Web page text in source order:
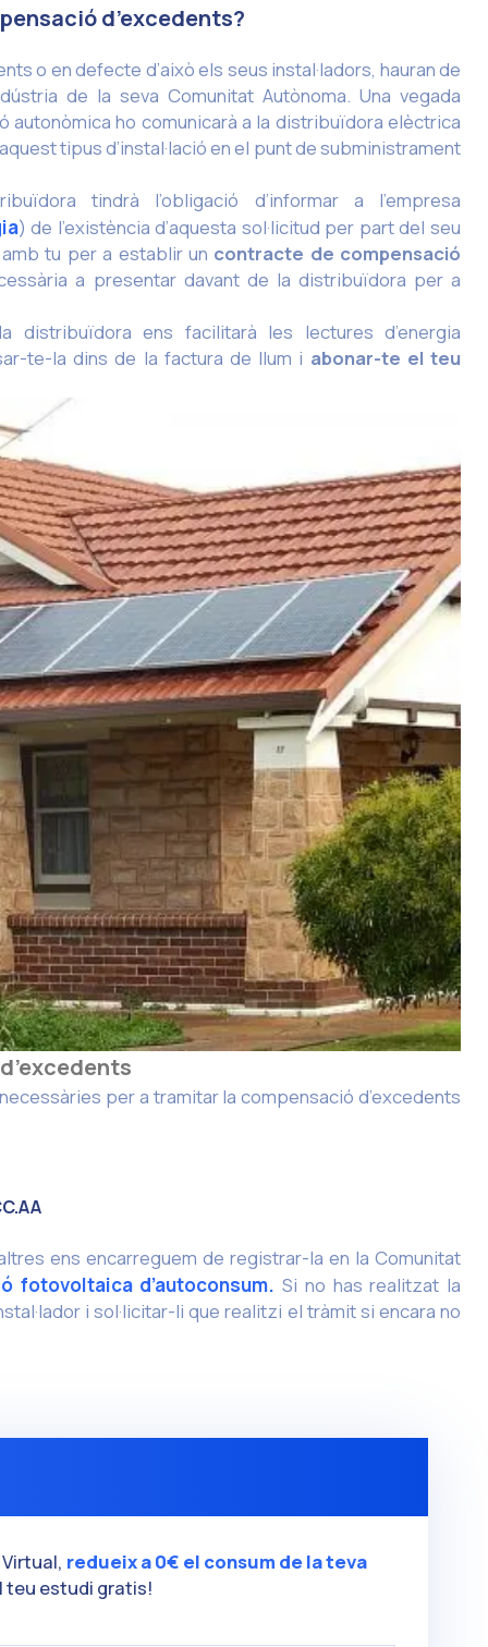
d’excedents?
o en defecte d’això els seus instal·ladors, hauran de
de la seva Comunitat Autònoma. Una vegada
autonòmica ho comunicarà a la distribuïdora elèctrica
tipus d’instal·lació en el punt de subministrament
tindrà l’obligació d’informar a l’empresa
) de l’existència d’aquesta sol·licitud per part del seu
tu per a establir un contracte de compensació
a presentar davant de la distribuïdora per a
ens facilitarà les lectures d’energia
te-la dins de la factura de llum i abonar-te el teu
per a tramitar la compensació d’excedents
ens encarreguem de registrar-la en la Comunitat
fotovoltaica d’autoconsum. Si no has realitzat la
i sol·licitar-li que realitzi el tràmit si encara no
redueix a 0€ el consum de la teva
teu estudi gratis!